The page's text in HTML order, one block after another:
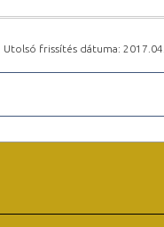
Utolsó frissítés dátuma: